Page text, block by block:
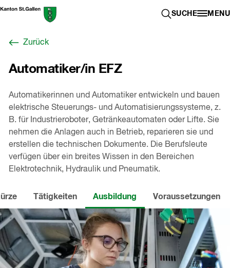
Zum
Berufswahl-
Startseite
SUCHE
SUCHE MENU
Zurück
Automatiker/in EFZ
Automatikerinnen und Automatiker entwickeln und bauen
elektrische Steuerungs- und Automatisierungssysteme, z.
B. für Industrieroboter, Getränkeautomaten oder Lifte. Sie
nehmen die Anlagen auch in Betrieb, reparieren sie und
erstellen die technischen Dokumente. Die Berufsleute
verfügen über ein breites Wissen in den Bereichen
Elektrotechnik, Hydraulik und Pneumatik.
Tätigkeiten Ausbildung Voraussetzungen